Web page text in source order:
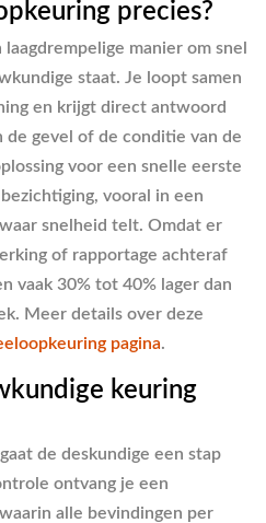
precies?
manier om snel
staat. Je loopt samen
en krijgt direct antwoord
de gevel of de conditie van de
voor een snelle eerste
vooral in een
snelheid telt. Omdat er
of rapportage achteraf
vaak 30% tot 40% lager dan
Meer details over deze
pagina.
keuring
de deskundige een stap
ontvang je een
alle bevindingen per